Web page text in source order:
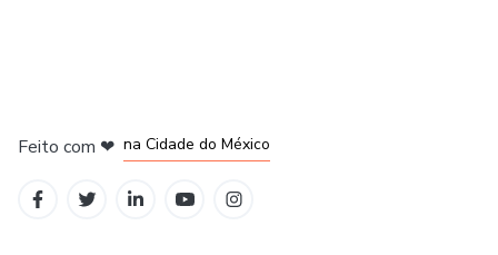
Feito com ❤ na Cidade do México